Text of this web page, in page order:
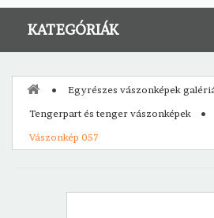
KATEGÓRIÁK
Egyrészes vászonképek
Tengerpart és tenger vászonképek
Vászonkép 057